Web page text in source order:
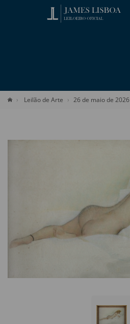
Leilão de Arte 26 de maio de 2026